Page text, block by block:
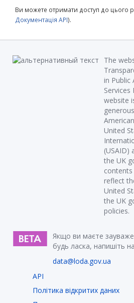
Ви можете отримати доступ до цього
Документація API).
The
in Public
Services
website
United
(USAID)
the UK
reflect
United
the UK
policies.
Якщо ви маєте
будь ласка, напишіть
data@loda.gov.ua
API
Політика відкритих даних